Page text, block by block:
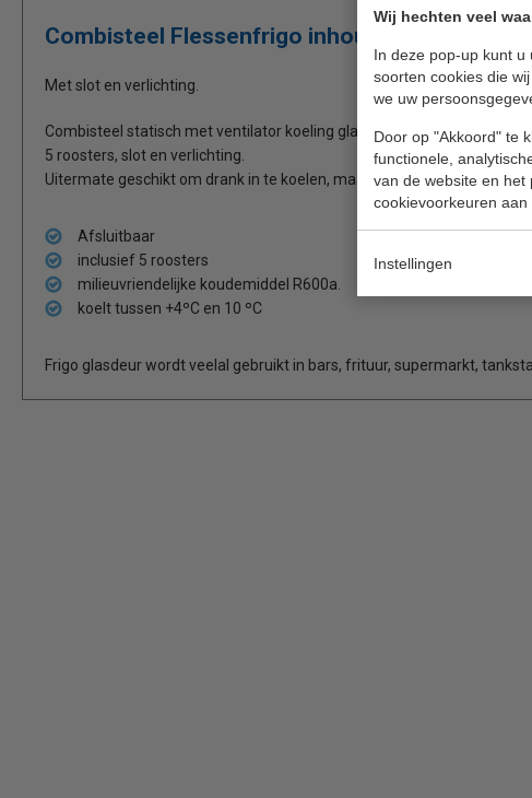
Wij hechten veel
In deze pop-up kunt u
soorten cookies die
we uw
Door op "Akkoord" te
functionele,
van de website en het
cookievoorkeuren aan
Instellingen
Combisteel Flessenfrigo inhoud 382 liter
Met slot en verlichting.
Combisteel statisch met ventilator koeling glasdeurkoelkast. Witte
5 roosters, slot en verlichting.
Uitermate geschikt om drank in te koelen, maar uiteraard ook voor
Afsluitbaar
inclusief 5 roosters
milieuvriendelijke koudemiddel R600a.
koelt tussen +4ºC en 10 ºC
Frigo glasdeur wordt veelal gebruikt in bars, frituur, supermarkt,